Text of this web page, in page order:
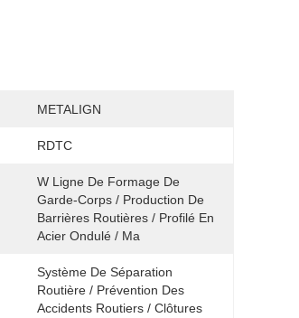
METALIGN
RDTC
W Ligne De Formage De
Garde-Corps / Production De
Barrières Routières / Profilé En
Acier Ondulé / Ma
Système De Séparation
Routière / Prévention Des
Accidents Routiers / Clôtures